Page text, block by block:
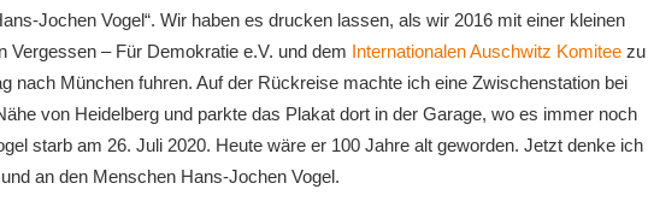
Jochen Vogel“. Wir haben es drucken lassen, als wir 2016 mit einer kleinen
Vergessen – Für Demokratie e.V. und dem Internationalen Auschwitz Komitee zu
nach München fuhren. Auf der Rückreise machte ich eine Zwischenstation bei
von Heidelberg und parkte das Plakat dort in der Garage, wo es immer noch
starb am 26. Juli 2020. Heute wäre er 100 Jahre alt geworden. Jetzt denke ich
an den Menschen Hans-Jochen Vogel.